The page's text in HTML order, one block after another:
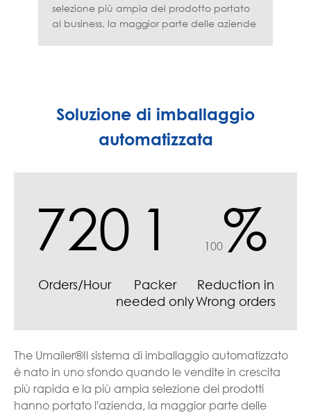
selezione più ampia del prodotto portato
al business, la maggior parte delle aziende
Soluzione di imballaggio
automatizzata
720
Orders/Hour
1
Packer
needed only
100%
Reduction in
Wrong orders
The Umailer®Il sistema di imballaggio automatizzato
è nato in uno sfondo quando le vendite in crescita
più rapida e la più ampia selezione dei prodotti
hanno portato l'azienda, la maggior parte delle